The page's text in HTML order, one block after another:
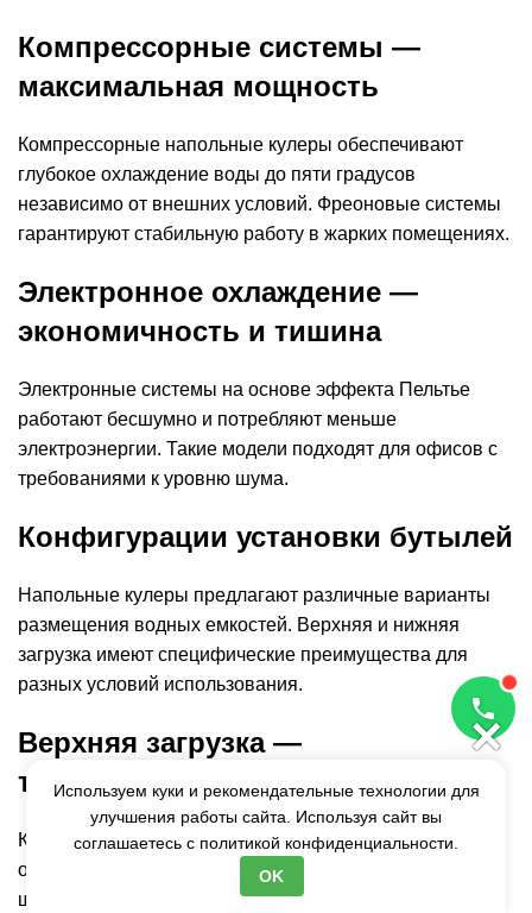
Компрессорные системы —
максимальная мощность
Компрессорные напольные кулеры обеспечивают
глубокое охлаждение воды до пяти градусов
независимо от внешних условий. Фреоновые системы
гарантируют стабильную работу в жарких помещениях.
Электронное охлаждение —
экономичность и тишина
Электронные системы на основе эффекта Пельтье
работают бесшумно и потребляют меньше
электроэнергии. Такие модели подходят для офисов с
требованиями к уровню шума.
Конфигурации установки бутылей
Напольные кулеры предлагают различные варианты
размещения водных емкостей. Верхняя и нижняя
загрузка имеют специфические преимущества для
разных условий использования.
Верхняя загрузка —
традиционное решение
Классические модели с верхней установкой бутыли
освобождают нижнюю часть для встроенных
шкафчиков. Открытое размещение бутыли упрощает
×
Используем куки и рекомендательные технологии для
улучшения работы сайта. Используя сайт вы
соглашаетесь с политикой конфиденциальности.
OK